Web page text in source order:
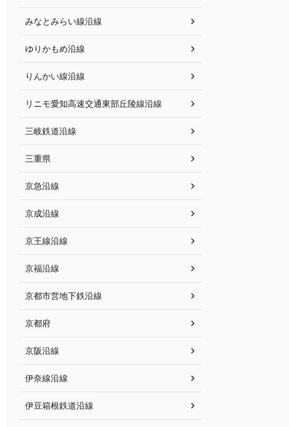
みなとみらい線沿線
ゆりかもめ沿線
りんかい線沿線
リニモ愛知高速交通東部丘陵線沿線
三岐鉄道沿線
三重県
京急沿線
京成沿線
京王線沿線
京福沿線
京都市営地下鉄沿線
京都府
京阪沿線
伊奈線沿線
伊豆箱根鉄道沿線